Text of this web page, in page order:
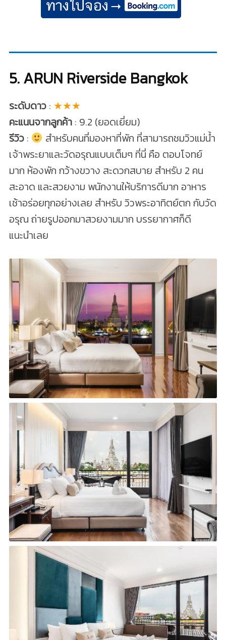
5. ARUN Riverside Bangkok
ระดับดาว: ★★★
คะแนนจากลูกค้า: 9.2 (ยอดเยี่ยม)
รีวิว:
สำหรับคนที่มองหาที่พัก ที่สามารถชมวิวแม่น้ำ
เจ้าพระยาและวัดอรุณแบบเต็มๆ ที่นี่ คือ ตอบโจทย์
มาก ห้องพัก กว้างขวาง สะดวกสบาย สำหรับ 2 คน
สะอาด และสวยงาม พนักงานให้บริการดีมาก อาหาร
เช้าอร่อยทุกอย่างเลย สำหรับ วิวพระอาทิตย์ตก กับวัด
อรุณ ถ่ายรูปออกมาสวยงามมาก บรรยากาศก็ดี
แนะนำเลย